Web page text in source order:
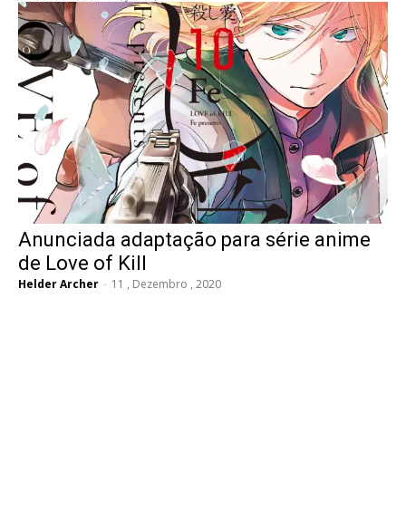
Anunciada adaptação para série anime
de Love of Kill
Helder Archer - 11 , Dezembro , 2020